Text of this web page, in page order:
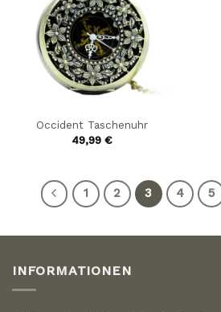
Occident Taschenuhr
49,99 €
1 2 3 4 5
INFORMATIONEN